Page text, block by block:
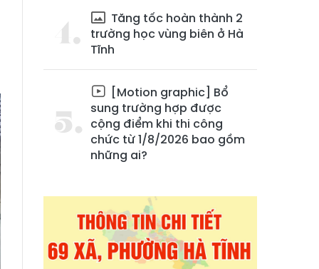
Tăng tốc hoàn thành 2
trường học vùng biên ở Hà
Tĩnh
[Motion graphic] Bổ
sung trường hợp được
cộng điểm khi thi công
chức từ 1/8/2026 bao gồm
những ai?